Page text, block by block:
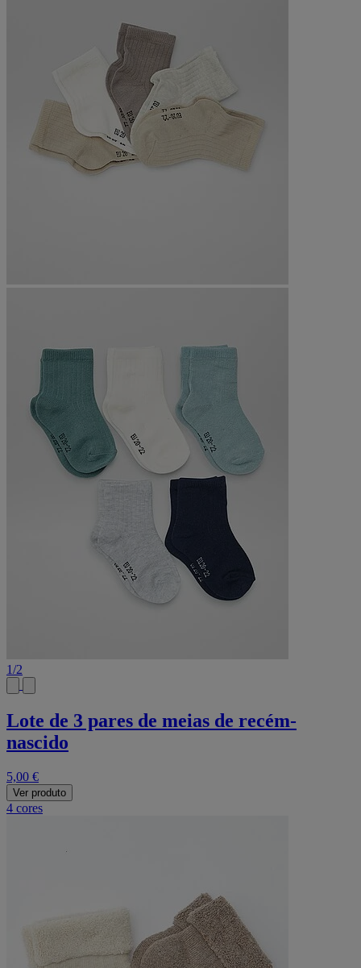
1/2
Lote de 3 pares de meias de recém-
nascido
5,00 €
Ver produto
4 cores